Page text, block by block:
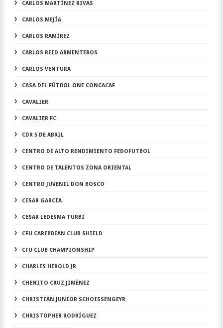
CARLOS MARTÍNEZ RIVAS
CARLOS MEJÍA
CARLOS RAMÍREZ
CARLOS REID ARMENTEROS
CARLOS VENTURA
CASA DEL FÚTBOL ONE CONCACAF
CAVALIER
CAVALIER FC
CDR 5 DE ABRIL
CENTRO DE ALTO RENDIMIENTO FEDOFUTBOL
CENTRO DE TALENTOS ZONA ORIENTAL
CENTRO JUVENIL DON BOSCO
CESAR GARCIA
CESAR LEDESMA TURBÍ
CFU CARIBBEAN CLUB SHIELD
CFU CLUB CHAMPIONSHIP
CHARLES HEROLD JR.
CHENITO CRUZ JIMÉNEZ
CHRISTIAN JUNIOR SCHOISSENGEYR
CHRISTOPHER RODRÍGUEZ